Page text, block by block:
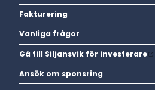
Fakturering
Vanliga frågor
Gå till Siljansvik för investerare
Ansök om sponsring